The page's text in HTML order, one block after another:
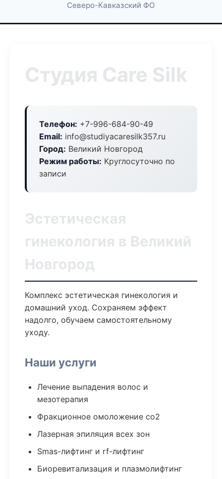
Северо-Кавказский ФО
Студия Care Silk
Телефон: +7-996-684-90-49
Email: info@studiyacaresilk357.ru
Город: Великий Новгород
Режим работы: Круглосуточно по
записи
Эстетическая
гинекология в Великий
Новгород
Комплекс эстетическая гинекология и
домашний уход. Сохраняем эффект
надолго, обучаем самостоятельному
уходу.
Наши услуги
Лечение выпадения волос и
мезотерапия
Фракционное омоложение co2
Лазерная эпиляция всех зон
Smas-лифтинг и rf-лифтинг
Биоревитализация и плазмолифтинг